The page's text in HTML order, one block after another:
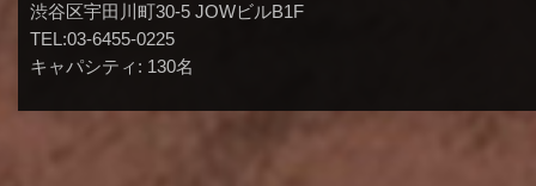
渋谷区宇田川町30-5 JOWビルB1F
TEL:03-6455-0225
キャパシティ: 130名